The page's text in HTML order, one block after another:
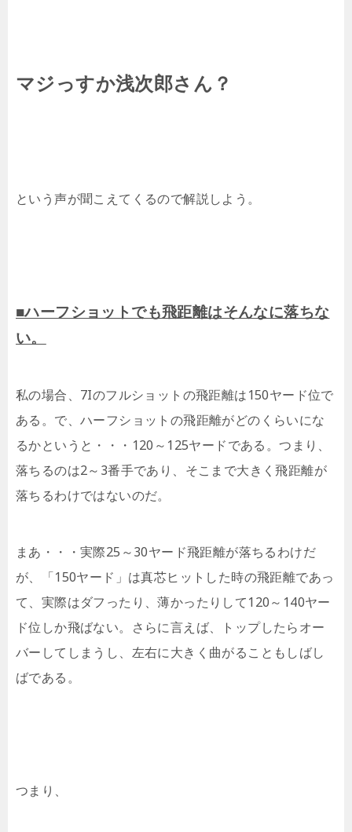
マジっすか浅次郎さん？
という声が聞こえてくるので解説しよう。
■ハーフショットでも飛距離はそんなに落ちな
い。
私の場合、7Iのフルショットの飛距離は150ヤード位で
ある。で、ハーフショットの飛距離がどのくらいにな
るかというと・・・120～125ヤードである。つまり、
落ちるのは2～3番手であり、そこまで大きく飛距離が
落ちるわけではないのだ。
まあ・・・実際25～30ヤード飛距離が落ちるわけだ
が、「150ヤード」は真芯ヒットした時の飛距離であっ
て、実際はダフったり、薄かったりして120～140ヤー
ド位しか飛ばない。さらに言えば、トップしたらオー
バーしてしまうし、左右に大きく曲がることもしばし
ばである。
つまり、